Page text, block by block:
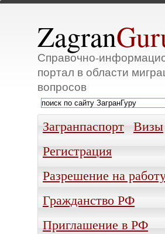
Zagran
Справочно-
портал в области
вопросов
Загранпаспорт
Визы
Регистрация
Разрешение на
Гражданство РФ
Приглашение в РФ